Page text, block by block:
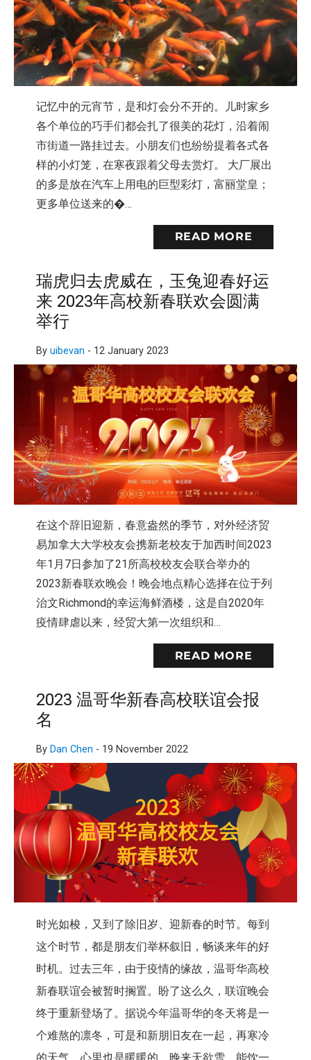
记忆中的元宵节，是和灯会分不开的。儿时家乡
各个单位的巧手们都会扎了很美的花灯，沿着闹
市街道一路挂过去。小朋友们也纷纷提着各式各
样的小灯笼，在寒夜跟着父母去赏灯。 大厂展出
的多是放在汽车上用电的巨型彩灯，富丽堂皇；
更多单位送来的�…
READ MORE
瑞虎归去虎威在，玉兔迎春好运
来 2023年高校新春联欢会圆满
举行
By uibevan - 12 January 2023
在这个辞旧迎新，春意盎然的季节，对外经济贸
易加拿大大学校友会携新老校友于加西时间2023
年1月7日参加了21所高校校友会联合举办的
2023新春联欢晚会！晚会地点精心选择在位于列
治文Richmond的幸运海鲜酒楼，这是自2020年
疫情肆虐以来，经贸大第一次组织和…
READ MORE
2023 温哥华新春高校联谊会报
名
By Dan Chen - 19 November 2022
时光如梭，又到了除旧岁、迎新春的时节。每到
这个时节，都是朋友们举杯叙旧，畅谈来年的好
时机。过去三年，由于疫情的缘故，温哥华高校
新春联谊会被暂时搁置。盼了这么久，联谊晚会
终于重新登场了。据说今年温哥华的冬天将是一
个难熬的凛冬，可是和新朋旧友在一起，再寒冷